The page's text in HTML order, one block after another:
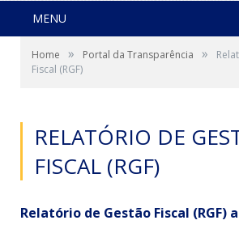
MENU
Home » Portal da Transparência »
Fiscal (RGF)
RELATÓRIO DE
FISCAL (RGF)
Relatório de Gestão Fiscal (RGF)